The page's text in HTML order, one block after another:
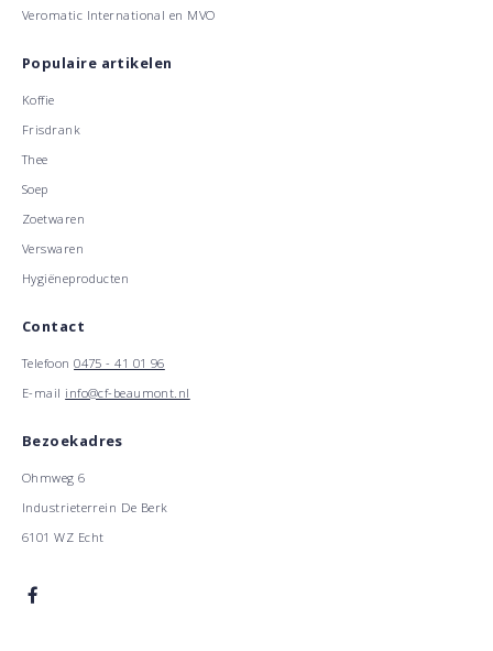
Veromatic International en MVO
Populaire artikelen
Koffie
Frisdrank
Thee
Soep
Zoetwaren
Verswaren
Hygiëneproducten
Contact
Telefoon0475 - 41 01 96
E-mail info@cf-beaumont.nl
Bezoekadres
Ohmweg 6
Industrieterrein De Berk
6101 WZ Echt